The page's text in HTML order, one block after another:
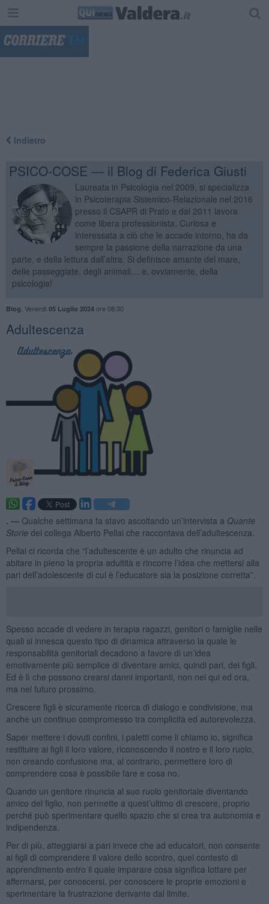
Indietro
PSICO-COSE — il Blog di Federica Giusti
Laureata in Psicologia nel 2009, si specializza
in Psicoterapia Sistemico-Relazionale nel 2016
presso il CSAPR di Prato e dal 2011 lavora
come libera professionista. Curiosa e
interessata a ciò che le accade intorno, ha da
sempre la passione della narrazione da una
parte, e della lettura dall’altra. Si definisce amante del mare,
delle passeggiate, degli animali… e, ovviamente, della
psicologia!
Blog Venerdì 05 Luglio 2024ore 08:30
Adultescenza
. — Qualche settimana fa stavo ascoltando un’intervista a Quante
Storie del collega Alberto Pellai che raccontava dell’adultescenza.
Pellai ci ricorda che “l’adultescente è un adulto che rinuncia ad
abitare in pieno la propria adultità e rincorre l’idea che mettersi alla
pari dell’adolescente di cui è l’educatore sia la posizione corretta”.
Spesso accade di vedere in terapia ragazzi, genitori o famiglie nelle
quali si innesca questo tipo di dinamica attraverso la quale le
responsabilità genitoriali decadono a favore di un’idea
emotivamente più semplice di diventare amici, quindi pari, dei figli.
Ed è lì che possono crearsi danni importanti, non nel qui ed ora,
ma nel futuro prossimo.
Crescere figli è sicuramente ricerca di dialogo e condivisione, ma
anche un continuo compromesso tra complicità ed autorevolezza.
Saper mettere i dovuti confini, i paletti come li chiamo io, significa
restituire ai figli il loro valore, riconoscendo il nostro e il loro ruolo,
non creando confusione ma, al contrario, permettere loro di
comprendere cosa è possibile fare e cosa no.
Quando un genitore rinuncia al suo ruolo genitoriale diventando
amico del figlio, non permette a quest’ultimo di crescere, proprio
perché può sperimentare quello spazio che si crea tra autonomia e
indipendenza.
Per di più, atteggiarsi a pari invece che ad educatori, non consente
ai figli di comprendere il valore dello scontro, quel contesto di
apprendimento entro il quale imparare cosa significa lottare per
affermarsi, per conoscersi, per conoscere le proprie emozioni e
sperimentare la frustrazione derivante dal limite.